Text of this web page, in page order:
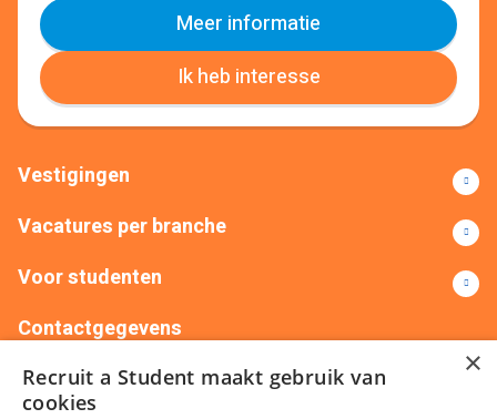
Meer informatie
Ik heb interesse
Vestigingen
Vacatures per branche
Voor studenten
Contactgegevens
+31(0)88 522 00 76
info@recruitastudent.nl
×
Recruit a Student maakt gebruik van
cookies